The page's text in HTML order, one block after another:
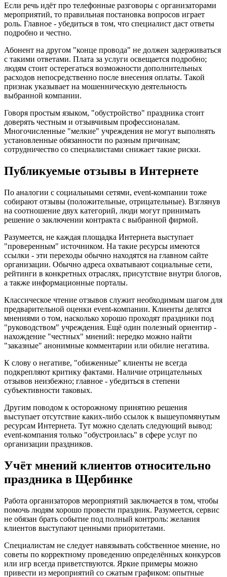
Если речь идёт про телефонные разговоры с организаторами
мероприятий, то правильная постановка вопросов играет
роль. Главное - убедиться в том, что специалист даст ответы
подробно и честно.
Абонент на другом "конце провода" не должен задерживаться
с такими ответами. Плата за услуги освещается подробно;
людям стоит остерегаться возможности дополнительных
расходов непосредственно после внесения оплаты. Такой
признак указывает на мошенническую деятельность
выбранной компании.
Говоря простым языком, "обустройство" праздника стоит
доверять честным и отзывчивым профессионалам.
Многочисленные "мелкие" учреждения не могут выполнять
установленные обязанности по разным причинам;
сотрудничество со специалистами снижает такие риски.
Публикуемые отзывы в Интернете
По аналогии с социальными сетями, event-компании тоже
собирают отзывы (положительные, отрицательные). Взглянув
на соотношение двух категорий, люди могут принимать
решение о заключении контракта с выбранной фирмой.
Разумеется, не каждая площадка Интернета выступает
"проверенным" источником. На такие ресурсы имеются
ссылки - эти переходы обычно находятся на главном сайте
организации. Обычно адреса охватывают социальные сети,
рейтинги в конкретных отраслях, присутствие внутри блогов,
а также информационные порталы.
Классическое чтение отзывов служит необходимым шагом для
предварительной оценки event-компании. Клиенты делятся
мнениями о том, насколько хорошо проходят праздники под
"руководством" учреждения. Ещё один полезный ориентир -
нахождение "честных" мнений: нередко можно найти
"заказные" анонимные комментарии или обилие негатива.
К слову о негативе, "обиженные" клиенты не всегда
подкрепляют критику фактами. Наличие отрицательных
отзывов неизбежно; главное - убедиться в степени
субъективности таковых.
Другим поводом к осторожному принятию решения
выступает отсутствие каких-либо ссылок к вышеупомянутым
ресурсам Интернета. Тут можно сделать следующий вывод:
event-компания только "обустроилась" в сфере услуг по
организации праздников.
Учёт мнений клиентов относительно
праздника в Щербинке
Работа организаторов мероприятий заключается в том, чтобы
помочь людям хорошо провести праздник. Разумеется, сервис
не обязан брать событие под полный контроль: желания
клиентов выступают ценными приоритетами.
Специалистам не следует навязывать собственное мнение, но
советы по корректному проведению определённых конкурсов
или игр всегда приветствуются. Яркие примеры можно
привести из мероприятий со сжатым графиком: опытные